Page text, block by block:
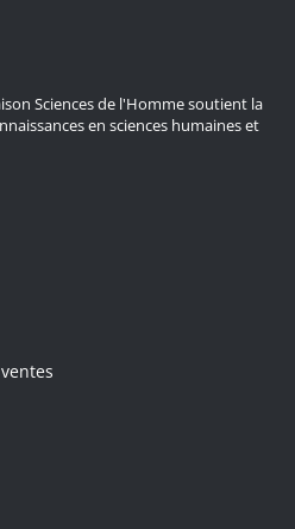
Sciences de l'Homme soutient la
en sciences humaines et